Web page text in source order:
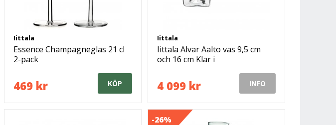
Iittala
Essence Champagneglas 21 cl
2-pack
469 kr KÖP
Iittala
Iittala Alvar Aalto vas 9,5 cm
och 16 cm Klar i
4 099 kr INFO
-26%